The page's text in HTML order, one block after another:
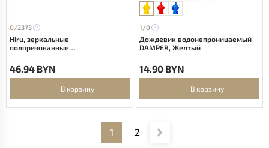
0/2373
Hiru, зеркальные
поляризованные
из переработанного PET-
пластика/дерева в подарочной
коробке - Дерево
46.94 BYN
В корзину
1/0
Дождевик водонепроницаемый
DAMPER, Желтый
14.90 BYN
В корзину
1 2